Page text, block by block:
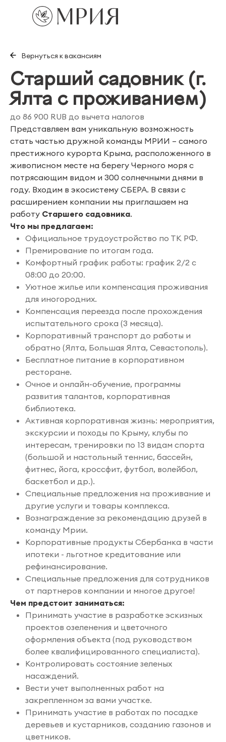
Вернуться к вакансиям
Старший садовник (г.
Ялта с проживанием)
до 86 900 RUB до вычета налогов
Представляем вам уникальную возможность
стать частью дружной команды МРИИ – самого
престижного курорта Крыма, расположенного в
живописном месте на берегу Черного моря с
потрясающим видом и 300 солнечными днями в
году. Входим в экосистему СБЕРА. В связи с
расширением компании мы приглашаем на
работу Старшего садовника.
Что мы предлагаем:
Официальное трудоустройство по ТК РФ.
Премирование по итогам года.
Комфортный график работы: график 2/2 с
08:00 до 20:00.
Уютное жилье или компенсация проживания
для иногородних.
Компенсация переезда после прохождения
испытательного срока (3 месяца).
Корпоративный транспорт до работы и
обратно (Ялта, Большая Ялта, Севастополь).
Бесплатное питание в корпоративном
ресторане.
Очное и онлайн-обучение, программы
развития талантов, корпоративная
библиотека.
Активная корпоративная жизнь: мероприятия,
экскурсии и походы по Крыму, клубы по
интересам, тренировки по 13 видам спорта
(большой и настольный теннис, бассейн,
фитнес, йога, кроссфит, футбол, волейбол,
баскетбол и др.).
Специальные предложения на проживание и
другие услуги и товары комплекса.
Вознаграждение за рекомендацию друзей в
команду Мрии.
Корпоративные продукты Сбербанка в части
ипотеки - льготное кредитование или
рефинансирование.
Специальные предложения для сотрудников
от партнеров компании и многое другое!
Чем предстоит заниматься:
Принимать участие в разработке эскизных
проектов озеленения и цветочного
оформления объекта (под руководством
более квалифицированного специалиста).
Контролировать состояние зеленых
насаждений.
Вести учет выполненных работ на
закрепленном за вами участке.
Принимать участие в работах по посадке
деревьев и кустарников, созданию газонов и
цветников.